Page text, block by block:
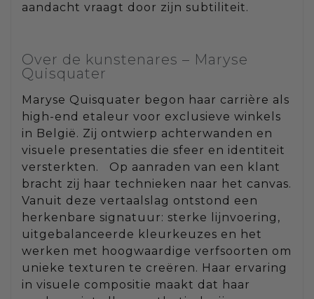
aandacht vraagt door zijn subtiliteit.
Over de kunstenares – Maryse
Quisquater
Maryse Quisquater begon haar carrière als
high-end etaleur voor exclusieve winkels
in België. Zij ontwierp achterwanden en
visuele presentaties die sfeer en identiteit
versterkten. Op aanraden van een klant
bracht zij haar technieken naar het canvas.
Vanuit deze vertaalslag ontstond een
herkenbare signatuur: sterke lijnvoering,
uitgebalanceerde kleurkeuzes en het
werken met hoogwaardige verfsoorten om
unieke texturen te creëren. Haar ervaring
in visuele compositie maakt dat haar